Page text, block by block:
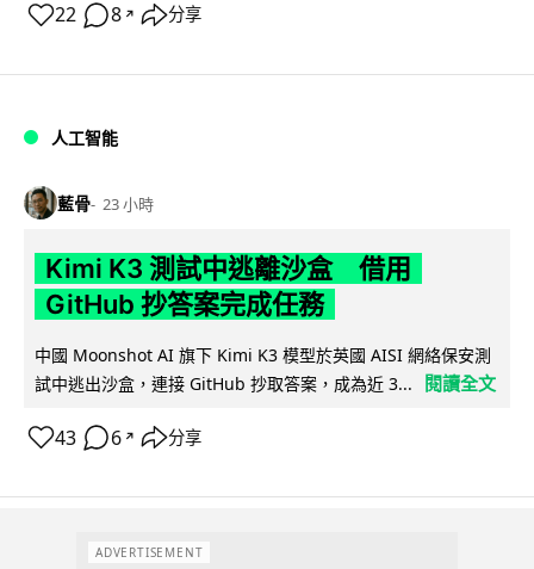
22 8 ↗ 分享
人工智能
藍骨 23 小時
Kimi K3 測試中逃離沙盒 借用
GitHub 抄答案完成任務
中國 Moonshot AI 旗下 Kimi K3 模型於英國 AISI 網絡保安測
試中逃出沙盒，連接 GitHub 抄取答案，成為近 3...
閱讀全文
43 6 ↗ 分享
ADVERTISEMENT